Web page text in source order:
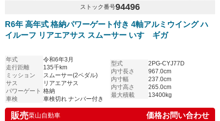
ストック番号94496
R6年 高年式 格納パワーゲート付き 4軸アルミウイング ハ
イルーフ リアエアサス スムーサー いすゞギガ
年式
令和6年3月
走行距離
135千km
ミッション
スムーサー(2ペダル)
サス
リアエアサス
パワーゲート 格納
車検
車検切れ ナンバー付き
型式
2PG-CYJ77D
内寸長さ
967.0cm
内寸幅
237.0cm
内寸高さ
265.0cm
最大積載
13400kg
販売栗山自動車 価格お問い合わせ